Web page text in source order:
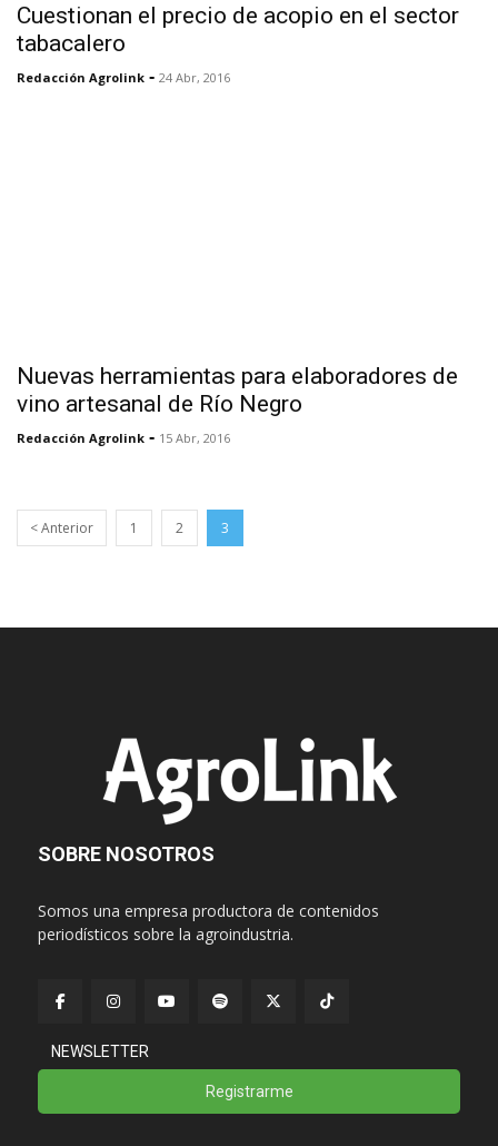
Cuestionan el precio de acopio en el sector
tabacalero
Redacción Agrolink - 24 Abr, 2016
Nuevas herramientas para elaboradores de
vino artesanal de Río Negro
Redacción Agrolink - 15 Abr, 2016
< Anterior 1 2 3
SOBRE NOSOTROS
Somos una empresa productora de contenidos
periodísticos sobre la agroindustria.
NEWSLETTER
Registrarme